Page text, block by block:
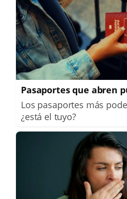
Pasaportes que abren
Los pasaportes más
¿está el tuyo?